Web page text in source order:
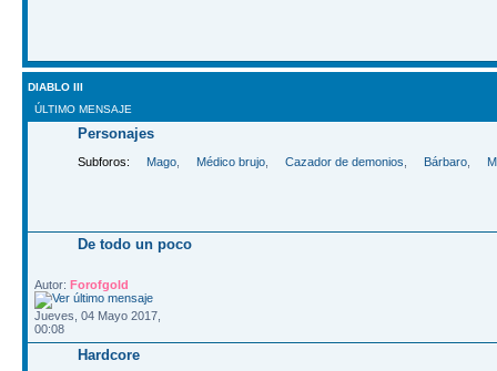
DIABLO III
ÚLTIMO MENSAJE
Personajes
Subforos: Mago Médico brujo Cazador de demonios Bárbaro
De todo un poco
Autor: Forofgold
Jueves, 04 Mayo 2017,
00:08
Hardcore